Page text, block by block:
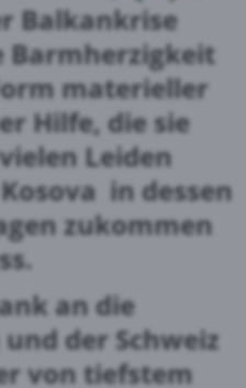
Balkankrise
Barmherzigkeit
materieller
Hilfe, die sie
Leiden
in dessen
zukommen
an die
der Schweiz
von tiefstem